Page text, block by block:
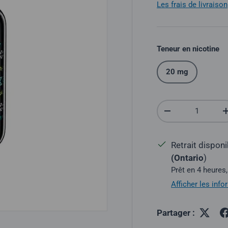
Les frais de livraison
Teneur en nicotine
20 mg
Quantité
Réduire la
Retrait
(Ontario)
Prêt en 4
Afficher les
Partager :